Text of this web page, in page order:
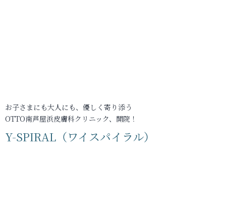
お子さまにも大人にも、優しく寄り添う
OTTO南芦屋浜皮膚科クリニック、開院！
Y-SPIRAL（ワイスパイラル）